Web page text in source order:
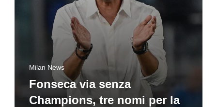
Milan News
Fonseca via senza
Champions, tre nomi per la